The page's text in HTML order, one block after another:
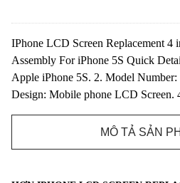
IPhone LCD Screen Replacement 4
Assembly For iPhone 5S Quick
Apple iPhone 5S. 2. Model
Design: Mobile phone LCD Screen.
MÔ TẢ SẢN